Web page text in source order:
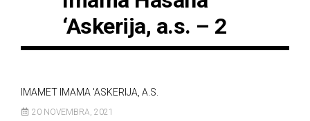
‘Askerija, a.s. – 2
IMAMET IMAMA 'ASKERIJA, A.S.
20 NOVEMBRA, 2021